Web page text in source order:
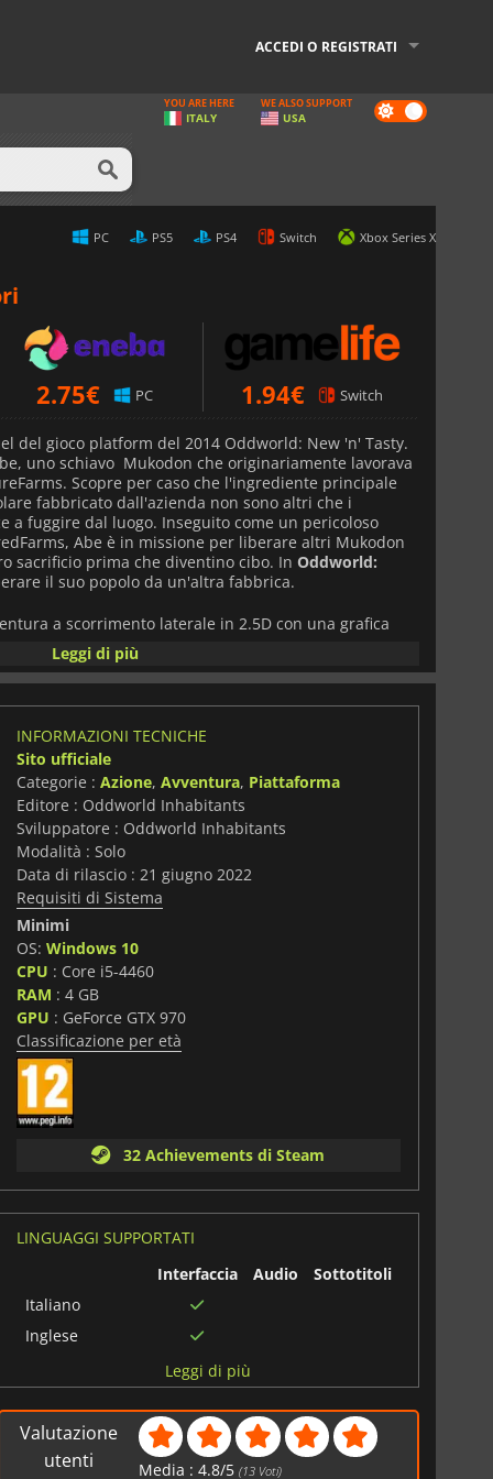
ACCEDI O REGISTRATI
Dark
mode
YOU ARE HERE
ITALY
WE ALSO SUPPORT
USA
PC PS5 PS4 Switch Xbox Series X
2.75€ PC 1.94€ Switch
del gioco platform del 2014 Oddworld: New 'n' Tasty.
uno schiavo Mukodon che originariamente lavorava
Scopre per caso che l'ingrediente principale
fabbricato dall'azienda non sono altri che i
a fuggire dal luogo. Inseguito come un pericoloso
Abe è in missione per liberare altri Mukodon
sacrificio prima che diventino cibo. In Oddworld:
il suo popolo da un'altra fabbrica.
a scorrimento laterale in 2.5D con una grafica
meccaniche di gioco che si aggiungeranno a
Abe non utilizza ancora armi e dovrà fare uso
controllare la mente degli altri, al fine di navigare
dove i suoi compagni lavorano come schiavi. Dovrà
che salverà un altro Mukodon, inizieranno a
parte della sua missione se vuole avere successo.
solo le cose più difficili.
Leggi di più
INFORMAZIONI TECNICHE
Sito ufficiale
Categorie : Azione, Avventura, Piattaforma
Editore : Oddworld Inhabitants
Sviluppatore : Oddworld Inhabitants
Modalità : Solo
Data di rilascio : 21 giugno 2022
Requisiti di Sistema
Minimi
OS: Windows 10
CPU : Core i5-4460
RAM : 4 GB
GPU : GeForce GTX 970
Classificazione per età
32 Achievements di Steam
LINGUAGGI SUPPORTATI
Interfaccia
Audio
Sottotitoli
Italiano
Inglese
semplificato
tradizionale
Leggi di più
Valutazione
utenti
Media :4.8/5 (13 Voti)